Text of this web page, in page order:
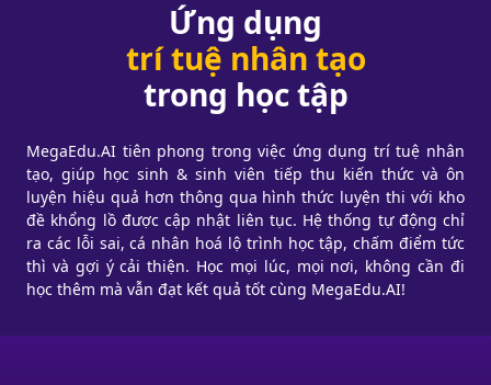
Ứng dụng
trí tuệ nhân tạo
trong học tập
MegaEdu.AI tiên phong trong việc ứng dụng trí tuệ nhân
tạo, giúp học sinh & sinh viên tiếp thu kiến thức và ôn
luyện hiệu quả hơn thông qua hình thức luyện thi với kho
đề khổng lồ được cập nhật liên tục. Hệ thống tự động chỉ
ra các lỗi sai, cá nhân hoá lộ trình học tập, chấm điểm tức
thì và gợi ý cải thiện. Học mọi lúc, mọi nơi, không cần đi
học thêm mà vẫn đạt kết quả tốt cùng MegaEdu.AI!